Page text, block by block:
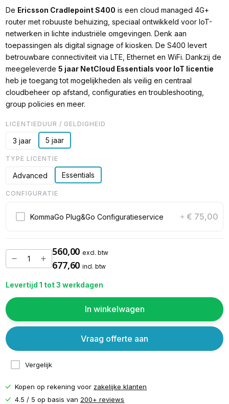
De Ericsson Cradlepoint S400 is een cloud managed 4G+
router met robuuste behuizing, speciaal ontwikkeld voor IoT-
netwerken in lichte industriële omgevingen. Denk aan
toepassingen als digital signage of kiosken. De S400 levert
betrouwbare connectiviteit via LTE, Ethernet en WiFi. Dankzij de
meegeleverde 5 jaar NetCloud Essentials voor IoT licentie
heb je toegang tot mogelijkheden als veilig en centraal
cloudbeheer op afstand, configuraties en troubleshooting,
group policies en meer.
LICENTIEDUUR / GELDIGHEID
3 jaar 5 jaar
TYPE LICENTIE
Advanced Essentials
CONFIGURATIE
KommaGo Plug&Go Configuratieservice + € 75,00
560,00 excl. btw
677,60 incl. btw
Levertijd 1 tot 3 werkdagen
In winkelwagen
Vergelijk
Vraag offerte aan
Kopen op rekening voor zakelijke klanten
4.5 / 5 op basis van 200+ reviews